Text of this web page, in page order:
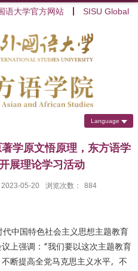
语大学官方网站 SISU Global
Language
学原文悟原理，东方语学
展理论学习活动
05-20 浏览次数： 884
中国特色社会主义思想主题教育
上强调：“我们要以这次主题教育
断提高全党马克思主义水平，不